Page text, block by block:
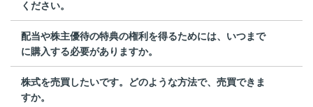
ください。
配当や株主優待の特典の権利を得るためには、いつまで
に購入する必要がありますか。
株式を売買したいです。どのような方法で、売買できま
すか。